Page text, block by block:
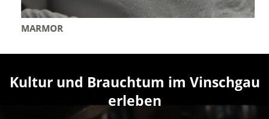
MARMOR
Kultur und Brauchtum im Vinschgau
erleben